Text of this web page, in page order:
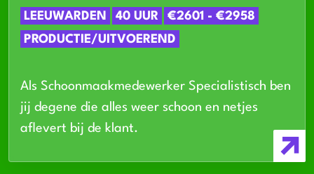
LEEUWARDEN 40 UUR
€2601 - €2958
PRODUCTIE/UITVOEREND
Als Schoonmaakmedewerker Specialistisch ben
jij degene die alles weer schoon en netjes
aflevert bij de klant.